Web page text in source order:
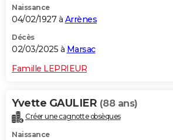
Naissance
04/02/1927 à Arrènes
Décès
02/03/2025 à Marsac
Famille LEPRIEUR
Yvette GAULIER (88 ans)
Créer une cagnotte obsèques
Naissance